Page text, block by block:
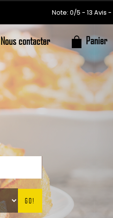
Note: 0/5 - 13 Avis -
Nous contacter Panier
GO!